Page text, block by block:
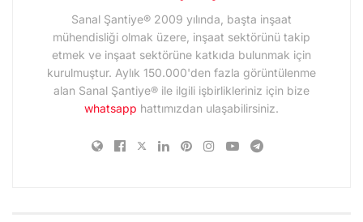
Sanal Şantiye® 2009 yılında, başta inşaat
mühendisliği olmak üzere, inşaat sektörünü takip
etmek ve inşaat sektörüne katkıda bulunmak için
kurulmuştur. Aylık 150.000'den fazla görüntülenme
alan Sanal Şantiye® ile ilgili işbirlikleriniz için bize
whatsapp hattımızdan ulaşabilirsiniz.